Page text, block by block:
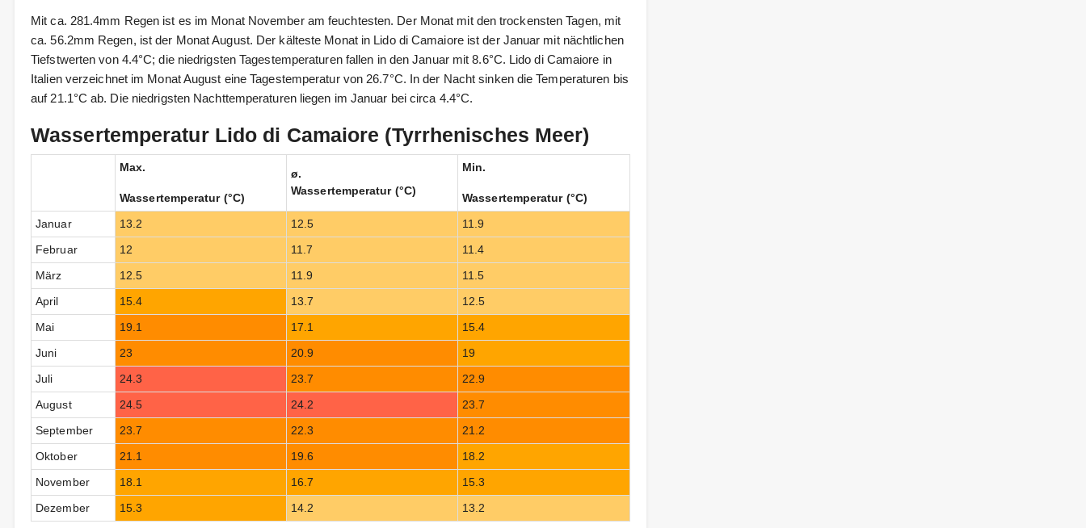
Mit ca. 281.4mm Regen ist es im Monat November am feuchtesten. Der Monat mit den trockensten Tagen, mit
ca. 56.2mm Regen, ist der Monat August. Der kälteste Monat in Lido di Camaiore ist der Januar mit nächtlichen
Tiefstwerten von 4.4°C; die niedrigsten Tagestemperaturen fallen in den Januar mit 8.6°C. Lido di Camaiore in
Italien verzeichnet im Monat August eine Tagestemperatur von 26.7°C. In der Nacht sinken die Temperaturen bis
auf 21.1°C ab. Die niedrigsten Nachttemperaturen liegen im Januar bei circa 4.4°C.
Wassertemperatur Lido di Camaiore (Tyrrhenisches Meer)
Max.
Wassertemperatur (°C)
ø.
Wassertemperatur (°C)
Min.
Wassertemperatur (°C)
Januar 13.2 12.5 11.9
Februar 12 11.7 11.4
März 12.5 11.9 11.5
April 15.4 13.7 12.5
Mai 19.1 17.1 15.4
Juni 23 20.9 19
Juli 24.3 23.7 22.9
August 24.5 24.2 23.7
September 23.7 22.3 21.2
Oktober 21.1 19.6 18.2
November 18.1 16.7 15.3
Dezember 15.3 14.2 13.2